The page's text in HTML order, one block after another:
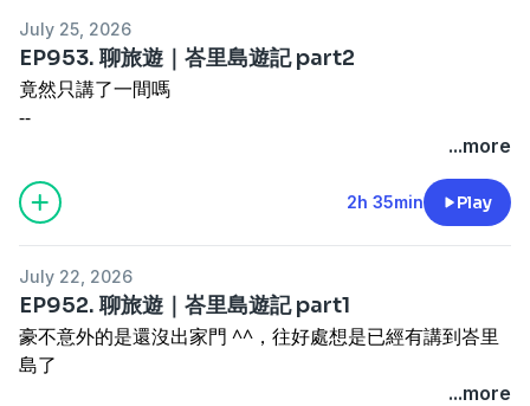
14:06 AA Q2 營收創紀錄但淨利崩剩 7100 萬
16:56 AA A321XLR 商務艙套房門獲 FAA 認證
19:40 FAA 新規:套房拉門客機須加配空服員
24:26 QR 里程兌換 MyList 新規與繞道解法
32:52 EK 拒收波音 777X「叫波音做成罐頭」
38:20 UA 也拒收、考慮接手 EK 退訂 777X
42:40 PR 訂購 15 架 787-10、簽 9 架 A350-1000
47:03 Riyadh Air 增購 A350-1000、787 訂單達 67 架
49:03 CX 8/1 起調漲燃油附加費、長程近四成
50:53 SQ 里程機票搜尋新設 1000 哩門檻
56:28 JL 787-9 復航關西—桃園
58:51 本週航訊(航線異動)
July 25, 2026
EP953. 聊旅遊｜峇里島遊記 part2
竟然只講了一間嗎
--
https://maps.app.goo.gl/EdY66JbsZJbMSj7Q7?g_st=ic
--
有任何合作請洽：
...more
2h 35min Play
July 22, 2026
EP952. 聊旅遊｜峇里島遊記 part1
豪不意外的是還沒出家門 ^^，往好處想是已經有講到峇里
島了
...more